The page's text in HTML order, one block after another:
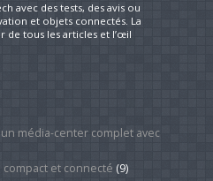
avec des tests, des avis ou
et objets connectés. La
de tous les articles et l’œil
média-center complet avec
compact et connecté (9)